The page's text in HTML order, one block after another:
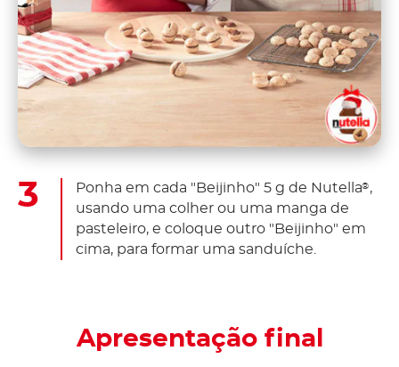
Ponha em cada "Beijinho" 5 g de Nutella® ,
usando uma colher ou uma manga de
pasteleiro, e coloque outro "Beijinho" em
cima, para formar uma sanduíche.
Apresentação final